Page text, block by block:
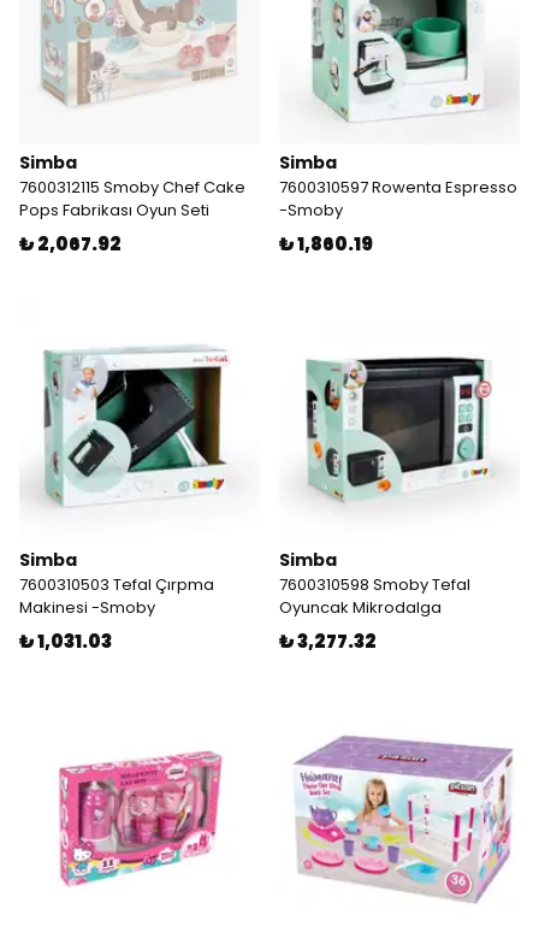
Simba
7600312115 Smoby Chef Cake
Pops Fabrikası Oyun Seti
₺ 2,067.92
Simba
7600310597 Rowenta Espresso
-Smoby
₺ 1,860.19
Simba
7600310503 Tefal Çırpma
Makinesi -Smoby
₺ 1,031.03
Simba
7600310598 Smoby Tefal
Oyuncak Mikrodalga
₺ 3,277.32